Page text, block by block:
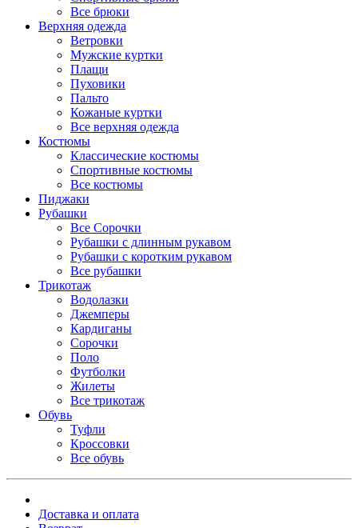
Все брюки
Верхняя одежда
Ветровки
Мужские куртки
Плащи
Пуховики
Пальто
Кожаные куртки
Все верхняя одежда
Костюмы
Классические костюмы
Спортивные костюмы
Все костюмы
Пиджаки
Рубашки
Все Сорочки
Рубашки с длинным рукавом
Рубашки с коротким рукавом
Все рубашки
Трикотаж
Водолазки
Джемперы
Кардиганы
Сорочки
Поло
Футболки
Жилеты
Все трикотаж
Обувь
Туфли
Кроссовки
Все обувь
Доставка и оплата